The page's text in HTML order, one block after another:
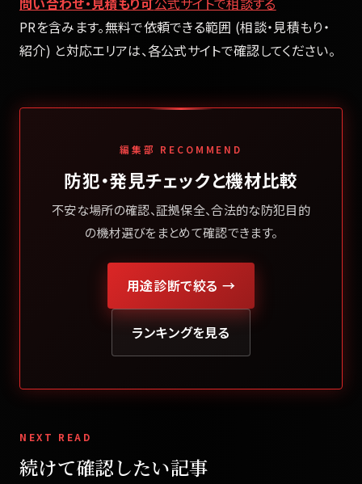
PRを含みます。無料で依頼できる範囲 (相談・見積もり・
紹介) と対応エリアは、各公式サイトで確認してください。
編集部 RECOMMEND
防犯・発見チェックと機材比較
不安な場所の確認、証拠保全、合法的な防犯目的
の機材選びをまとめて確認できます。
用途診断で絞る →
ランキングを見る
NEXT READ
続けて確認したい記事